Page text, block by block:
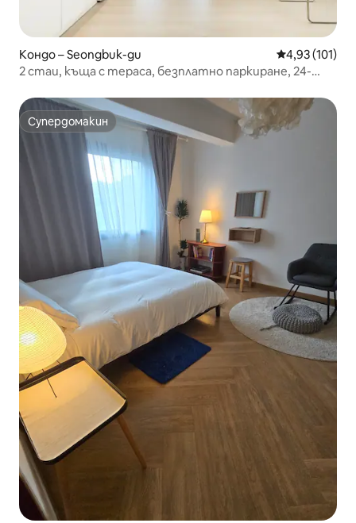
Кондо – Seongbuk-gu Средна
4,93 (101)
2 стаи, къща с тераса, безплатно паркиране, 24-
минути пеша до метрото, асансьор
Супердомакин
Супердомакин